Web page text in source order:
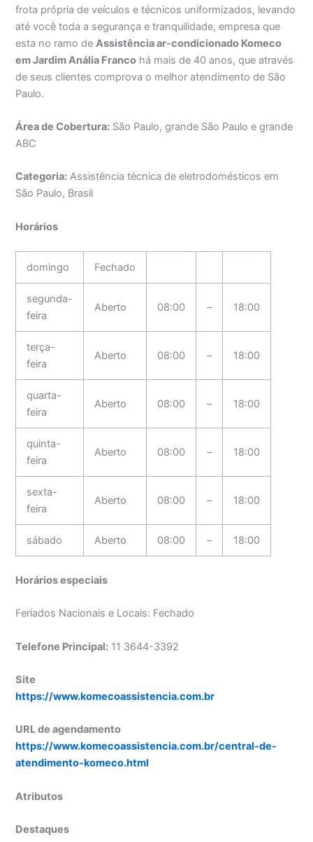
frota própria de veículos e técnicos uniformizados, levando
até você toda a segurança e tranquilidade, empresa que
esta no ramo deAssistência ar-condicionado Komeco
em Jardim Anália Franco há mais de 40 anos, que através
de seus clientes comprova o melhor atendimento de São
Paulo.
Área de Cobertura: São Paulo, grande São Paulo e grande
ABC
Categoria: Assistência técnica de eletrodomésticos em
São Paulo, Brasil
Horários
domingo Fechado
segunda-
feira
Aberto 08:00 – 18:00
terça-
feira
Aberto 08:00 – 18:00
quarta-
feira
Aberto 08:00 – 18:00
quinta-
feira
Aberto 08:00 – 18:00
sexta-
feira
Aberto 08:00 – 18:00
sábado Aberto 08:00 – 18:00
Horários especiais
Feriados Nacionais e Locais: Fechado
Telefone Principal: 11 3644-3392
Site
https://www.komecoassistencia.com.br
URL de agendamento
https://www.komecoassistencia.com.br/central-de-
atendimento-komeco.html
Atributos
Destaques